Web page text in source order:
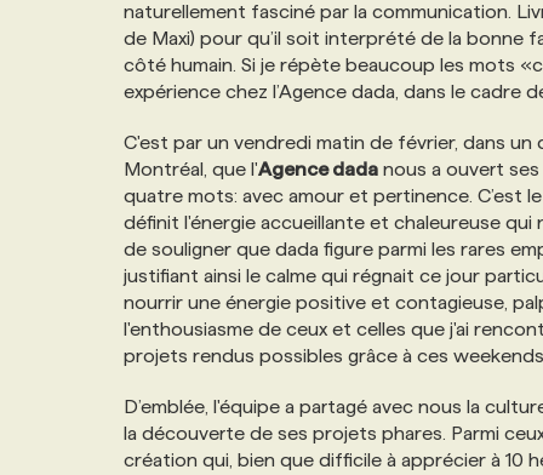
naturellement fasciné par la communication.
de Maxi) pour qu’il soit interprété de la bonne
côté humain. Si je répète beaucoup les mots
expérience chez l’Agence dada, dans le cadre
C'est par un vendredi matin de février, dans
Montréal, que l'Agence dada nous a ouvert ses
quatre mots: avec amour et pertinence. C’est
définit l'énergie accueillante et chaleureuse
de souligner que dada figure parmi les rares
justifiant ainsi le calme qui régnait ce jour
nourrir une énergie positive et contagieuse,
l'enthousiasme de ceux et celles que j'ai
projets rendus possibles grâce à ces
D’emblée, l'équipe a partagé avec nous la
la découverte de ses projets phares. Parmi
création qui, bien que difficile à apprécier à 10